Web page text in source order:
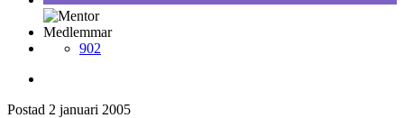
Medlemmar
902
Postad 2 januari 2005